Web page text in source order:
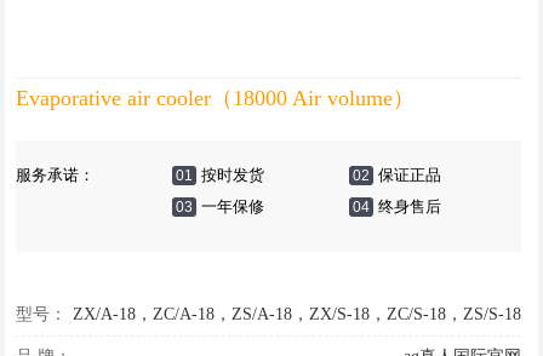
Evaporative air cooler（18000 Air volume）
服务承诺： 01 按时发货 02 保证正品
03 一年保修 04 终身售后
型号： ZX/A-18，ZC/A-18，ZS/A-18，ZX/S-18，ZC/S-18，ZS/S-18